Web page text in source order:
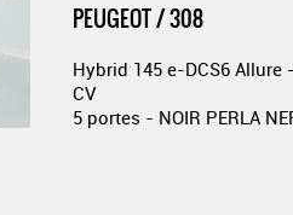
PEUGEOT / 308
Hybrid 145 e-DCS6 Allure
CV
5 portes - NOIR PERLA